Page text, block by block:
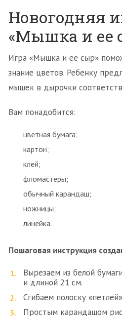
Новогодняя
«Мышка и ее
Игра «Мышка и ее сыр»
знание цветов. Ребенку
мышек в дырочки
Вам понадобится:
цветная бумага;
картон;
клей;
фломастеры;
обычный карандаш;
ножницы;
линейка.
Пошаговая инструкция
Вырезаем из белой
и длиной 21 см.
Сгибаем полоску
Простым карандашом